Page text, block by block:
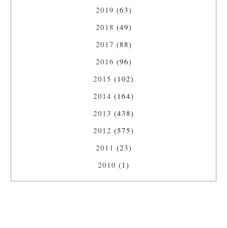
2019 (63)
2018 (49)
2017 (88)
2016 (96)
2015 (102)
2014 (164)
2013 (438)
2012 (575)
2011 (23)
2010 (1)